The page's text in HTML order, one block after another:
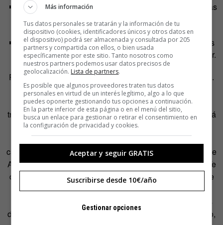
Manolo LaLama comenta el juego. Age of Love además
lo presenta el rubio de
Blade Runner (el de he visto
cosas que bla bla bla…).
Elabuelo bantú y el padre tirolésson los sacerdotes
de los Templos del Amor que puedes también construir.
Pero, ¡ojo!, no todo son días de vino y rosas en este juego.
De pronto los Cursos del INEM y CV desactualizados
pueden atacar tu ciudad. La tía del pueblo también, pero
tranquilo: si posees unRamonchuen tu equipo, no pasará
nada.
Es bueno también que construyas un mercado. En este
caso, «
Cochera de Alsa»; con que tengas una Estación de
Autocares, es suficiente. Aunque dos es bueno también. Te
darán Roberts de Niro y las otras 3 materias primas que te
hacen seguir evolucionando.
Unas 10 ciudades
deportivas por tribu son un buen número para, por ejemplo,
Más información
Tus datos personales se tratarán y la información de tu
dispositivo (cookies, identificadores únicos y otros datos en
el dispositivo) podrá ser almacenada y consultada por 205
partners y compartida con ellos, o bien usada
específicamente por este sitio. Tanto nosotros como
nuestros partners podemos usar datos precisos de
geolocalización. Lista de partners.
Es posible que algunos proveedores traten tus datos
personales en virtud de un interés legítimo, algo a lo que
puedes oponerte gestionando tus opciones a continuación.
En la parte inferior de esta página o en el menú del sitio,
busca un enlace para gestionar o retirar el consentimiento en
la configuración de privacidad y cookies.
Aceptar y seguir GRATIS
Suscribirse desde 10€/año
Gestionar opciones